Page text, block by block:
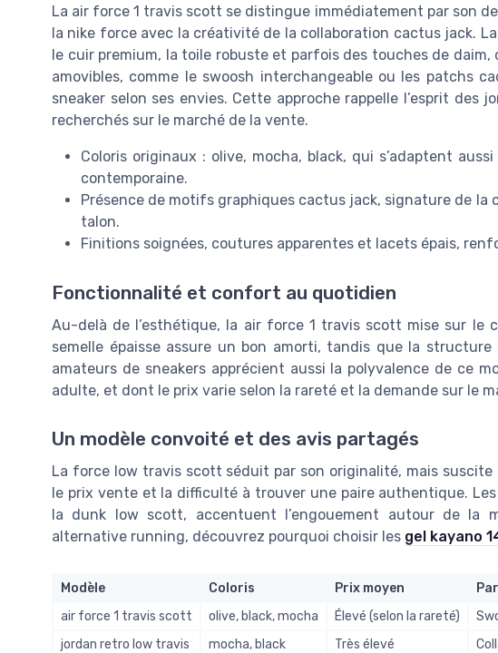
La air force 1 travis scott se distingue immédiatement par son
la nike force avec la créativité de la collaboration cactus jack.
le cuir premium, la toile robuste et parfois des touches de
amovibles, comme le swoosh interchangeable ou les patchs
sneaker selon ses envies. Cette approche rappelle l’esprit des
recherchés sur le marché de la vente.
Coloris originaux : olive, mocha, black, qui s’adaptent
contemporaine.
Présence de motifs graphiques cactus jack, signature de la
talon.
Finitions soignées, coutures apparentes et lacets épais,
Fonctionnalité et confort au quotidien
Au-delà de l’esthétique, la air force 1 travis scott mise sur le
semelle épaisse assure un bon amorti, tandis que la
amateurs de sneakers apprécient aussi la polyvalence de ce
adulte, et dont le prix varie selon la rareté et la demande sur le
Un modèle convoité et des avis partagés
La force low travis scott séduit par son originalité, mais
le prix vente et la difficulté à trouver une paire authentique.
la dunk low scott, accentuent l’engouement autour de la
alternative running, découvrez pourquoi choisir les gel kayano
Modèle Coloris Prix moyen
air force 1 travis scott
olive, black, mocha Élevé (selon la rareté)
jordan retro low travis
mocha, black Très élevé